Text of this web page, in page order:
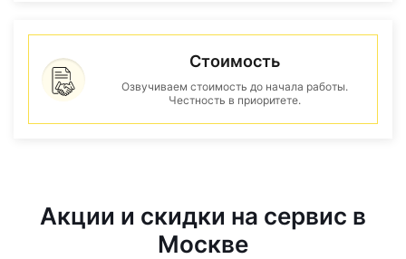
Стоимость
Озвучиваем стоимость до начала работы.
Честность в приоритете.
Акции и скидки на сервис в
Москве